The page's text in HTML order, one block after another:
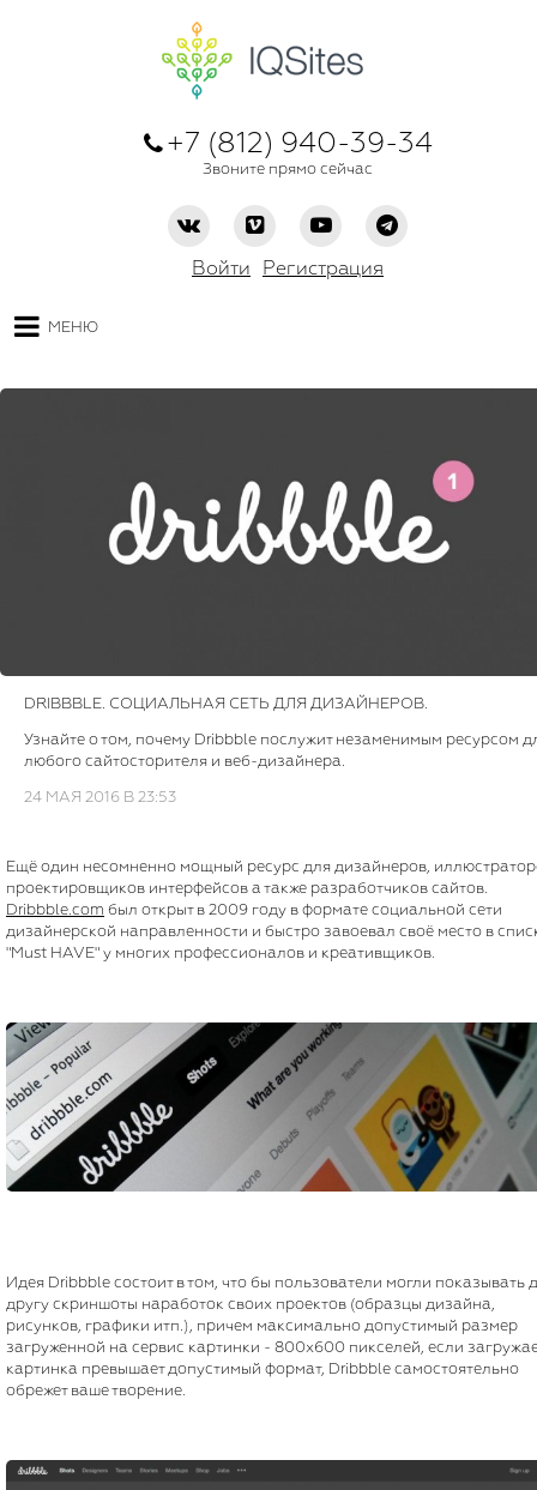
+7 (812) 940-39-34
Звоните прямо сейчас
Войти Регистрация
МЕНЮ
DRIBBBLE. СОЦИАЛЬНАЯ СЕТЬ ДЛЯ ДИЗАЙНЕРОВ.
Узнайте о том, почему Dribbble послужит незаменимым ресурсом
любого сайтосторителя и веб-дизайнера.
24 МАЯ 2016 В 23:53
Ещё один несомненно мощный ресурс для дизайнеров,
проектировщиков интерфейсов а также разработчиков сайтов.
Dribbble.com был открыт в 2009 году в формате социальной сети
дизайнерской направленности и быстро завоевал своё место в
"Must HAVE" у многих профессионалов и креативщиков.
Идея Dribbble состоит в том, что бы пользователи могли показывать
другу скриншоты наработок своих проектов (образцы дизайна,
рисунков, графики итп.), причем максимально допустимый размер
загруженной на сервис картинки - 800х600 пикселей, если
картинка превышает допустимый формат, Dribbble самостоятельно
обрежет ваше творение.